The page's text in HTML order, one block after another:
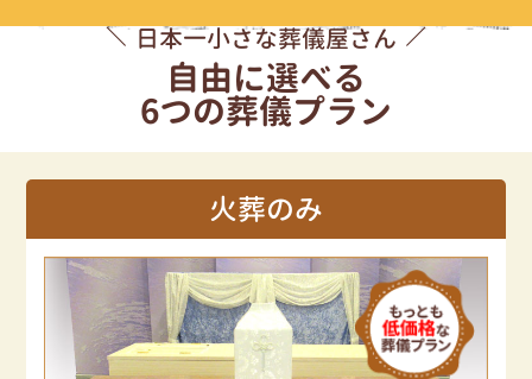
日本一小さな葬儀屋さん
自由に選べる
6つの葬儀プラン
火葬のみ